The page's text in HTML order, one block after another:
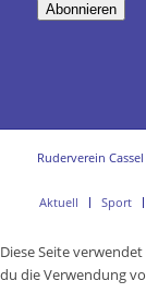
Abonnieren
Ruderverein
Aktuell Sport
Diese Seite
du die Verwendung